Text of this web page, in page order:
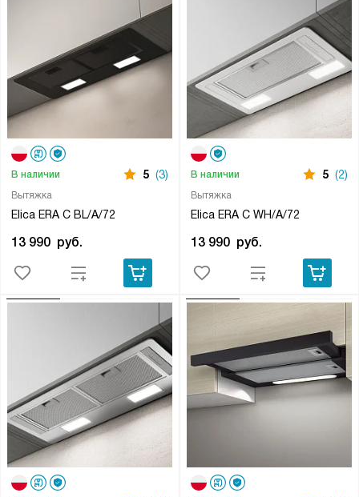
Вытяжка
Elica ERA C BL/A/72
В наличии 5 (3)
13 990 руб.
Вытяжка
Elica ERA C WH/A/72
В наличии 5 (2)
13 990 руб.